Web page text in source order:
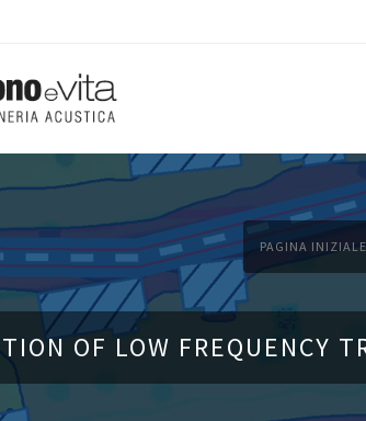
OF LOW FREQUENCY
PAGINA INIZIALE